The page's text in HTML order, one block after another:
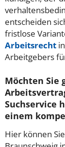
entscheiden
fristlose
Arbeitsrecht
Arbeitgebers
Möchten Sie
Suchservice
einem
Hier können